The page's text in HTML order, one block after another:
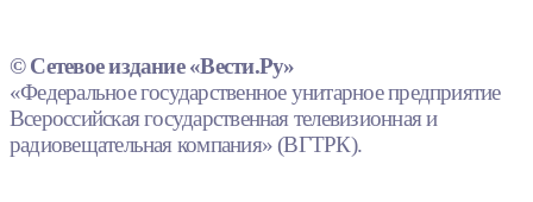
© Сетевое издание «Вести.Ру»
«Федеральное государственное унитарное предприятие
Всероссийская государственная телевизионная и
радиовещательная компания» (ВГТРК).